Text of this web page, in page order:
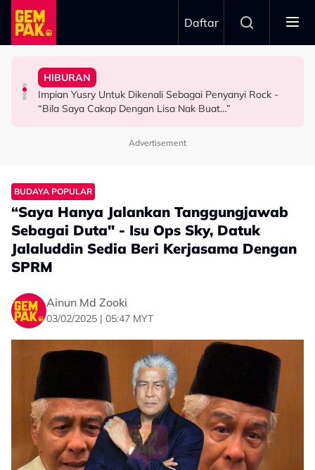
Skip to main content
Daftar
GAYA HIDUP
Ramai Masih Bujang Bukan Kerana Memilih Tetapi...
HIBURAN
Impian Yusry Untuk Dikenali Sebagai Penyanyi Rock -
“Bila Saya Cakap Dengan Lisa Nak Buat…”
HIBURAN
Ramai Sangka Adik-Beradik, Ali Reza Akhirnya Dedah
Hubungan Sebenar Dengan Idris Khan
HIBURAN
“Ramai Pihak Dekati Saya, Jaclyn Victor & Ning Baizura
Untuk…” - Shila Amzah
Advertisement
BUDAYA POPULAR
“Saya Hanya Jalankan Tanggungjawab
Sebagai Duta" - Isu Ops Sky, Datuk
Jalaluddin Sedia Beri Kerjasama Dengan
SPRM
Ainun Md Zooki
03/02/2025 | 05:47 MYT